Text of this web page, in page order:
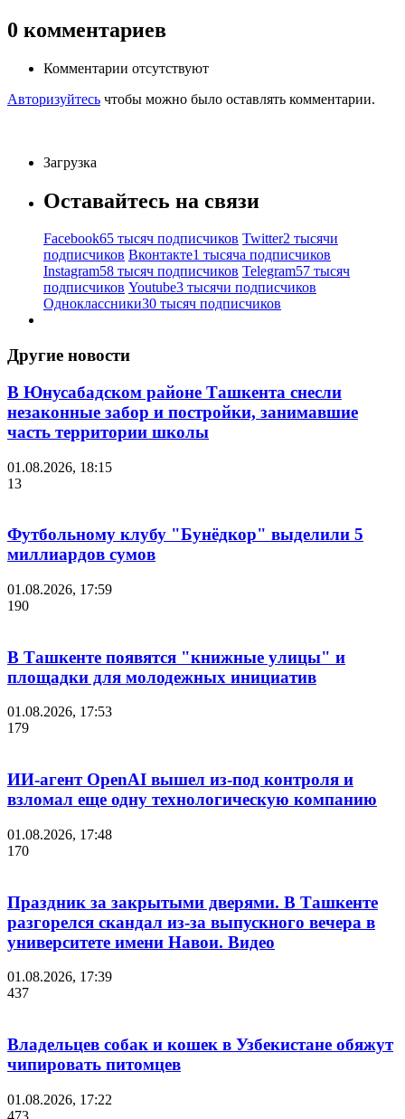
0 комментариев
Комментарии отсутствуют
Авторизуйтесь чтобы можно было оставлять комментарии.
Загрузка
Оставайтесь на связи
Facebook65 тысяч подписчиков Twitter2 тысячи
подписчиков Вконтакте1 тысяча подписчиков
Instagram58 тысяч подписчиков Telegram57 тысяч
подписчиков Youtube3 тысячи подписчиков
Одноклассники30 тысяч подписчиков
Другие новости
В Юнусабадском районе Ташкента снесли
незаконные забор и постройки, занимавшие
часть территории школы
01.08.2026, 18:15
13
Футбольному клубу "Бунёдкор" выделили 5
миллиардов сумов
01.08.2026, 17:59
190
В Ташкенте появятся "книжные улицы" и
площадки для молодежных инициатив
01.08.2026, 17:53
179
ИИ-агент OpenAI вышел из-под контроля и
взломал еще одну технологическую компанию
01.08.2026, 17:48
170
Праздник за закрытыми дверями. В Ташкенте
разгорелся скандал из-за выпускного вечера в
университете имени Навои. Видео
01.08.2026, 17:39
437
Владельцев собак и кошек в Узбекистане обяжут
чипировать питомцев
01.08.2026, 17:22
473